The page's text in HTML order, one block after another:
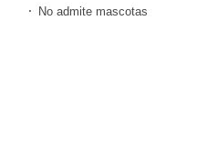
No admite mascotas